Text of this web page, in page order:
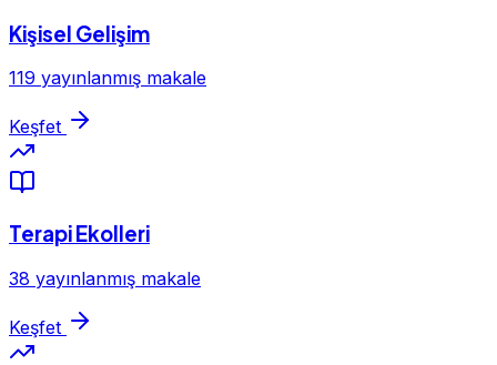
Kişisel Gelişim
119 yayınlanmış makale
Keşfet
Terapi Ekolleri
38 yayınlanmış makale
Keşfet